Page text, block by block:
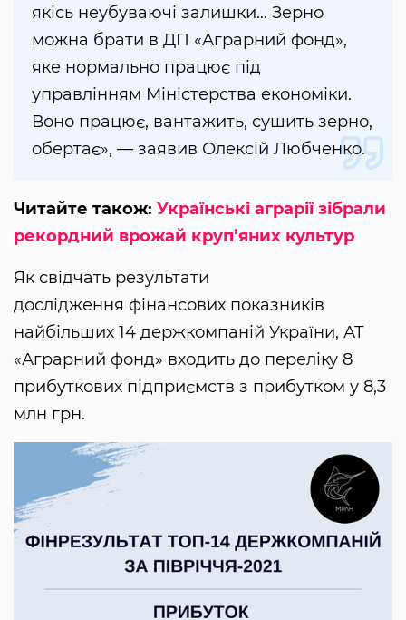
якісь неубуваючі залишки… Зерно
можна брати в ДП «Аграрний фонд»,
яке нормально працює під
управлінням Міністерства економіки.
Воно працює, вантажить, сушить зерно,
обертає», — заявив Олексій Любченко.
Читайте також: Українські аграрії зібрали
рекордний врожай круп’яних культур
Як свідчать результати
дослідження фінансових показників
найбільших 14 держкомпаній України, АТ
«Аграрний фонд» входить до переліку 8
прибуткових підприємств з прибутком у 8,3
млн грн.